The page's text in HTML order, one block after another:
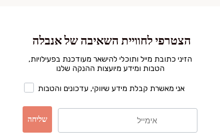
הצטרפי לחוויית השאיבה של אנבלה
הזיני כתובת מייל ותוכלי להישאר מעודכנת בפעילויות,
הטבות ומידע מיועצות ההנקה שלנו
אני מאשרת קבלת מידע שיווקי, עדכונים והטבות
שליחה